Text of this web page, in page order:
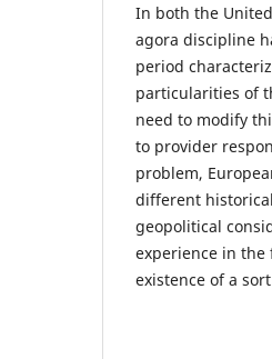
In both the
agora discipline
period
particularities of
need to modify
to provider
problem,
different
geopolitical
experience in
existence of a